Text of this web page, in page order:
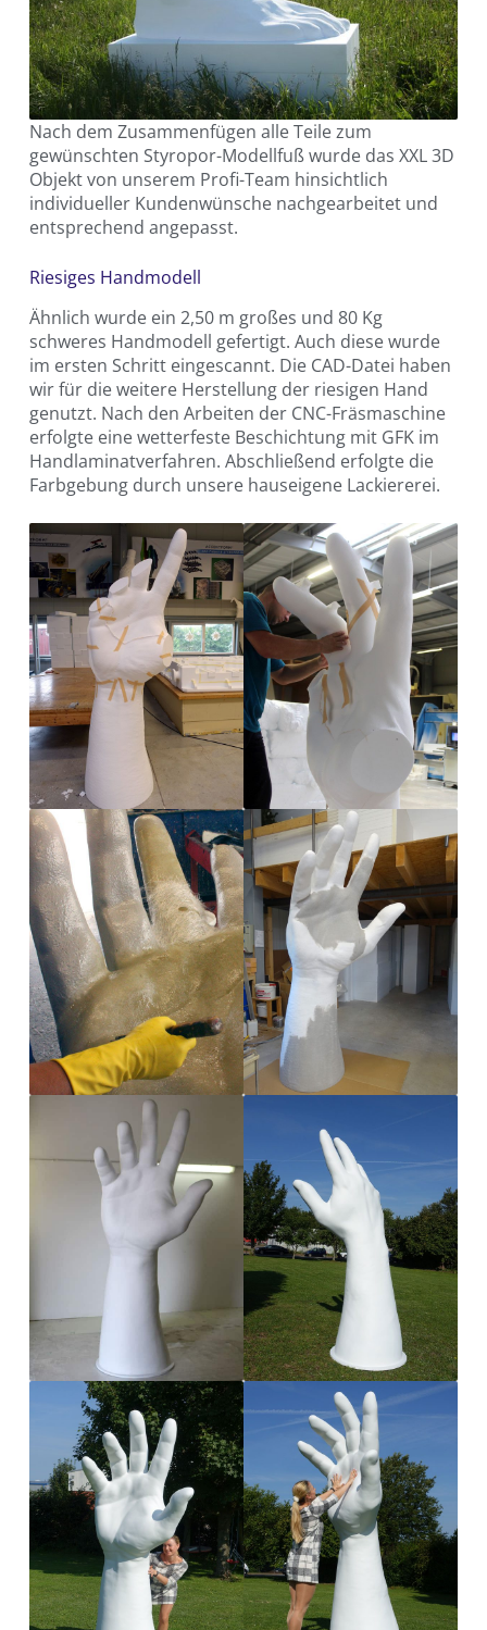
Nach dem Zusammenfügen alle Teile zum
gewünschten Styropor-Modellfuß wurde das XXL 3D
Objekt von unserem Profi-Team hinsichtlich
individueller Kundenwünsche nachgearbeitet und
entsprechend angepasst.
Riesiges Handmodell
Ähnlich wurde ein 2,50 m großes und 80 Kg
schweres Handmodell gefertigt. Auch diese wurde
im ersten Schritt eingescannt. Die CAD-Datei haben
wir für die weitere Herstellung der riesigen Hand
genutzt. Nach den Arbeiten der CNC-Fräsmaschine
erfolgte eine wetterfeste Beschichtung mit GFK im
Handlaminatverfahren. Abschließend erfolgte die
Farbgebung durch unsere hauseigene Lackiererei.